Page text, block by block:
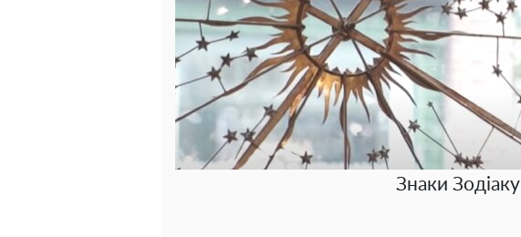
Знаки Зодіаку